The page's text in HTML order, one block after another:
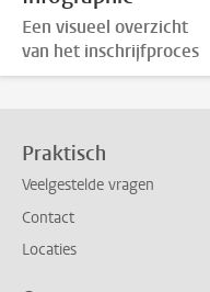
Een visueel overzicht
van het inschrijfproces
Praktisch
Veelgestelde vragen
Contact
Locaties